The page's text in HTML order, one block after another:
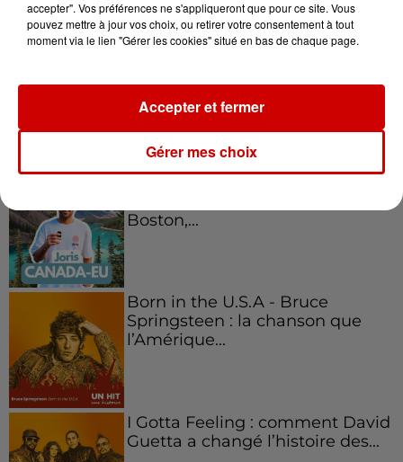
Podcasts Voir plus
emblématique de
l'entrepreneuriat féminin
Boston,...
Born in the U.S.A - Bruce
Springsteen : la chanson que
l’Amérique...
I Gotta Feeling : comment David
Guetta a changé l’histoire des...
accepter". Vos préférences ne s'appliqueront que pour ce site. Vous
pouvez mettre à jour vos choix, ou retirer votre consentement à tout
moment via le lien "Gérer les cookies" situé en bas de chaque page.
Gérer mes choix
Accepter et fermer